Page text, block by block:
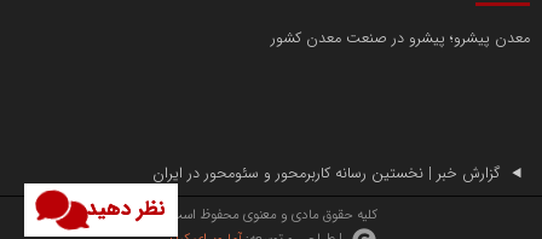
نظر دهید
معدن پیشرو؛ پیشرو در صنعت معدن کشور
گزارش خبر | نخستین رسانه کاربرمحور و سئومحور در ایران
کلیه حقوق مادی و معنوی محفوظ است.